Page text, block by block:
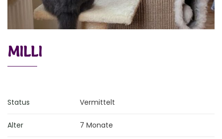
MILLI
Status Vermittelt
Alter 7 Monate